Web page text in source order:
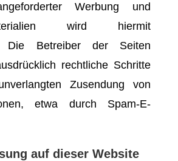
Werbung und
wird hiermit
Die Betreiber der Seiten
rechtliche Schritte
Zusendung von
etwa durch Spam-E-
auf dieser Website